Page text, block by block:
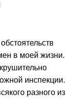
в моей жизни.
инспекции.
разного из